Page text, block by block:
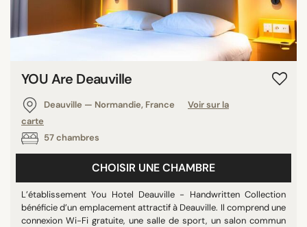
YOU Are Deauville
Deauville — Normandie, France
Voir sur la
carte
57 chambres
CHOISIR UNE CHAMBRE
L’établissement You Hotel Deauville - Handwritten Collection
bénéficie d’un emplacement attractif à Deauville. Il comprend une
connexion Wi-Fi gratuite, une salle de sport, un salon commun